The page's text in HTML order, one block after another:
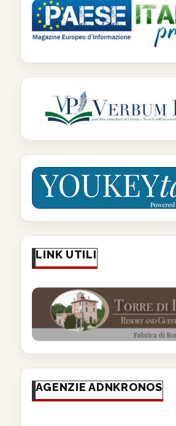
LINK UTILI
AGENZIE ADNKRONOS